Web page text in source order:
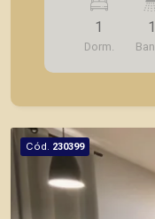
privilegiada 2. 8 Farmácia 3. Supermercado
Savegnago 4. Hospital São Paulo 5. R. Cerqueira
São Francisco Av. Independência A 55 m da Av.
tem como
agilidade e
imóveis prontos,
principais
1
Dorm.
1
Cód. 230399